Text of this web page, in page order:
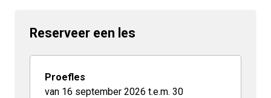
Reserveer een les
Proefles
van 16 september 2026 t.e.m. 30